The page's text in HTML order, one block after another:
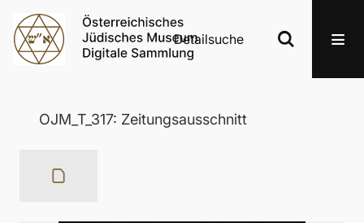
Detailsuche
OJM_T_317: Zeitungsausschnitt